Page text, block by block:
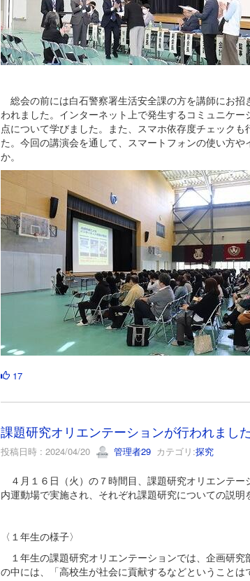
総会の前には白石警察署生活安全課の方を講師にお
われました。インターネット上で発生するコミュニケ
点について学びました。また、スマホ依存度チェック
た。今回の講演会を通して、スマートフォンの使い方
か。
17
課題研究オリエンテーションが行われまし
投稿日時 : 2024/04/20 管理者29カテゴリ:探究
４月１６日（火）の７時間目、課題研究オリエンテ
内運動場で実施され、それぞれ課題研究についての説明
〈１年生の様子〉
１年生の課題研究オリエンテーションでは、企画研
の中には、「高校生が社会に貢献するなどということ